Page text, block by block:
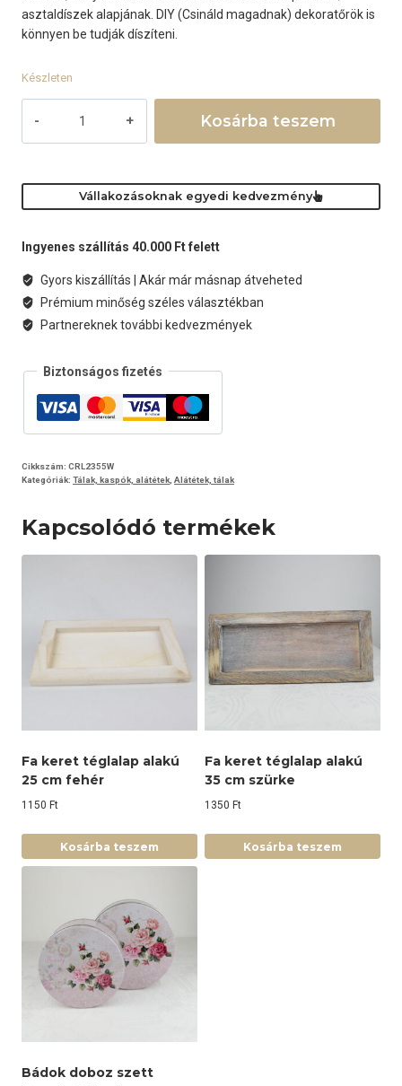
asztaldíszek alapjának. DIY (Csináld magadnak) dekoratőrök is
könnyen be tudják díszíteni.
Készleten
téglalap
35
cm
mennyiség
Kosárba teszem
Vállakozásoknak egyedi kedvezmény
Ingyenes szállítás 40.000 Ft felett
Gyors kiszállítás | Akár már másnap átveheted
Prémium minőség széles választékban
Partnereknek további kedvezmények
Biztonságos fizetés
Cikkszám: CRL2355W
Kategóriák: Tálak, kaspók, alátétek Alátétek, tálak
Kapcsolódó termékek
Fa keret téglalap alakú
25 cm fehér
1150 Ft
Kosárba teszem
Fa keret téglalap alakú
35 cm szürke
1350 Ft
Kosárba teszem
Bádok doboz szett